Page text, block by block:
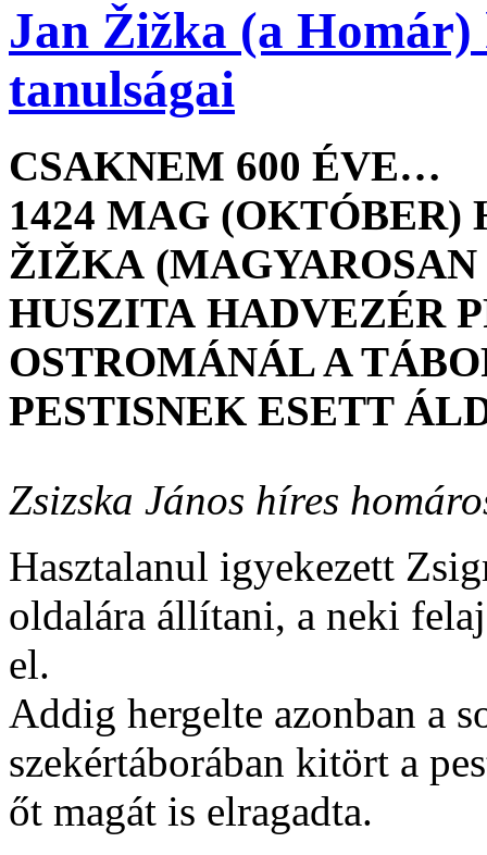
Jan Žižka (a Homár)
tanulságai
CSAKNEM 600 ÉVE…
1424 MAG (OKTÓBER)
ŽIŽKA
HUSZITA HADVEZÉR
OSTROMÁNÁL A
PESTISNEK ESETT
Zsizska János híres
Hasztalanul igyekezett
oldalára állítani, a neki
el.
Addig hergelte azonban a
szekértáborában kitört a
őt magát is elragadta.